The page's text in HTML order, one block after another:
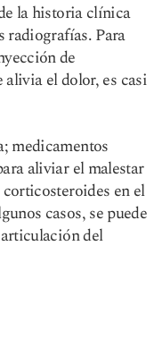
la historia clínica
radiografías. Para
de
alivia el dolor, es casi
medicamentos
aliviar el malestar
en el
casos, se puede
del